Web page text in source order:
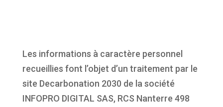
Les informations à caractère personnel
recueillies font l’objet d’un traitement par le
site Decarbonation 2030 de la société
INFOPRO DIGITAL SAS, RCS Nanterre 498